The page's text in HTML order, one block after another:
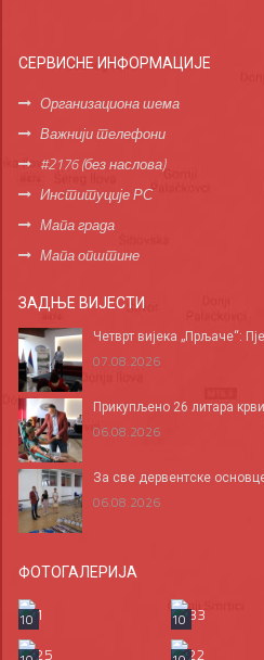
СЕРВИСНЕ ИНФОРМАЦИЈЕ
Организациона шема
Важнији телефони
#2176 (без наслова)
Институције РС
Мапа града
Мапа општине
ЗАДЊЕ ВИЈЕСТИ
Четврт вијека „Прљаче“:
07.08.2026
Прикупљено 26 литара
06.08.2026
За све дервентске
06.08.2026
ФОТОГАЛЕРИЈА
10 10